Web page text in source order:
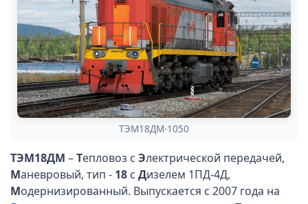
ТЭМ18ДМ-1050
ТЭМ18ДМ –Тепловоз с Электрической передачей,
Маневровый, тип - 18 с Дизелем 1ПД-4Д,
Модернизированный. Выпускается с 2007 года на